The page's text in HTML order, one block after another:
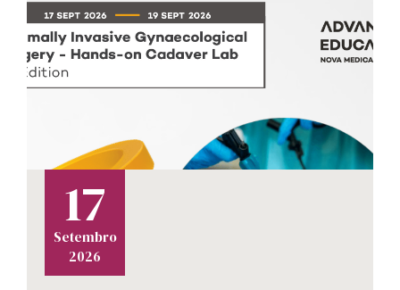
17
Setembro
2026